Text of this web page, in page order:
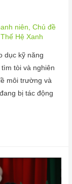
niên,Chủ đề
Thế Hệ Xanh
dục kỹ năng
tòi và nghiên
môi trường và
bị tác động